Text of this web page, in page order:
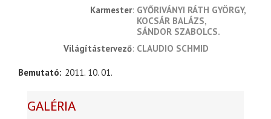
karmester GYŐRIVÁNYI RÁTH GYÖRGY
KOCSÁR BALÁZS
SÁNDOR SZABOLCS.
világítástervező CLAUDIO SCHMID
Bemutató 2011. 10. 01.
GALÉRIA